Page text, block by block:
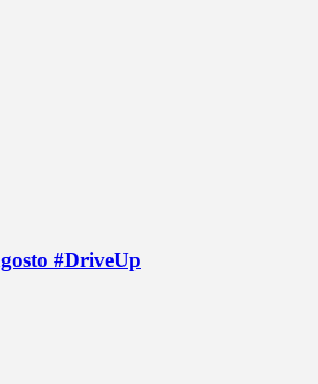
#DriveUp